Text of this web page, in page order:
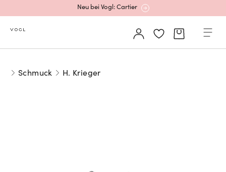
Neu bei Vogl: Cartier
Schmuck H. Krieger